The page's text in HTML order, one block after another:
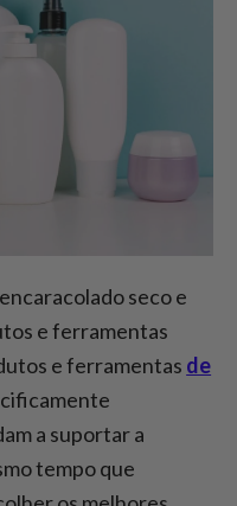
seco e
e ferramentas
e ferramentas de
a suportar a
tempo que